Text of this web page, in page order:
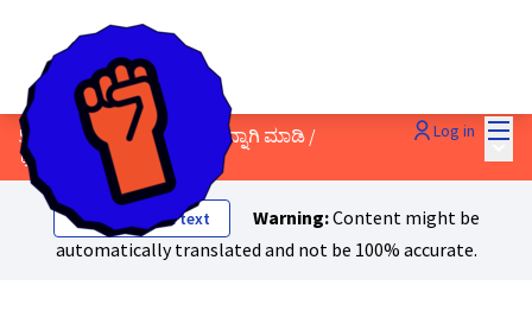
Log in
5 - ಕಂಪನಿಗಳನ್ನು ಹೊಣೆಗಾರರನ್ನಾಗಿ ಮಾಡಿ /
💬 Discussions & Ideas
Main
Show original text Warning:Content might be
automatically translated and not be 100% accurate.